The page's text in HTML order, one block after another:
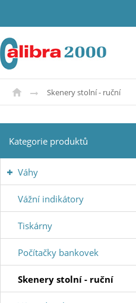
Skenery stolní - ruční
Kategorie produktů
Váhy
Vážní indikátory
Tiskárny
Počítačky bankovek
Skenery stolní - ruční